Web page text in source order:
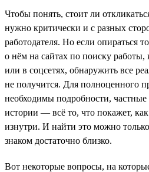
Чтобы понять, стоит ли
нужно критически и с разных
работодателя. Но если опираться
о нём на сайтах по поиску работы,
или в соцсетях, обнаружить все
не получится. Для полноценного
необходимы подробности,
истории — всё то, что покажет,
изнутри. И найти это можно
знаком достаточно близко.
Вот некоторые вопросы, на